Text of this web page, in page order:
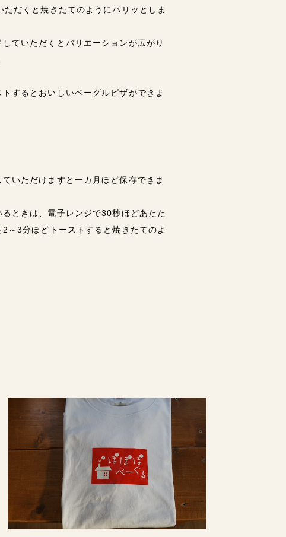
だくと焼きたてのようにパリッとしま
ていただくとバリエーションが広がり
するとおいしいベーグルピザができま
いただけますと一カ月ほど保存できま
ときは、電子レンジで30秒ほどあたた
～3分ほどトーストすると焼きたてのよ